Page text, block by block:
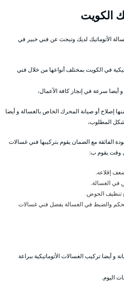
الكويت
الأتوماتيك لديك وتبحث عن فني خبير في
في الكويت بمختلف أنواعها من خلال فني
إصلاح أو صيانة المحرك الخاص بالغسالة و أيضا
المطلوب،
الفائقة مع الضمان يقوم بتركيبها فني غسالات
وقت يقوم ب:
إقلاعه.
في الغسالة.
تنظيف الحوض.
والضبط في الغسالة بفضل فني غسالات
و أيضا تركيب الغسالات الأتوماتيكية ببراعة
اليوم.